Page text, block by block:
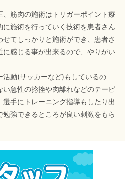
、筋肉の施術はトリガーポイント療
施術を行っていく技術を患者さん
てしっかりと施術ができ、患者さ
に感じる事が出来るので、やりがい
活動(サッカーなど)もしているの
急性の捻挫や肉離れなどのテーピ
手にトレーニング指導もしたり出
強できるところが良い刺激をもら